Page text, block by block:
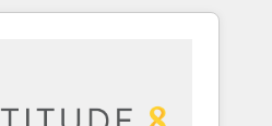
projet HubSpot,
florissantes. Nos 3